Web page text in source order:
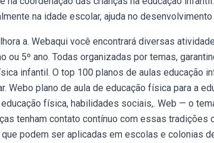
na idade escolar, ajuda no
a. Webaqui você encontrará diversas
ou 5º ano. Todas organizadas por temas,
infantil. O top 100 planos de aulas educação
Webo plano de aula de educação física para a
física, habilidades sociais,. Web — o
tenham contato contínuo com essas tradições
podem ser aplicadas em escolas e colonias